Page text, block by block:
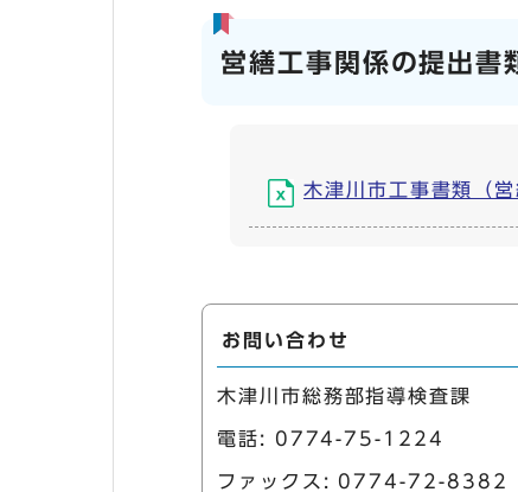
営繕工事関係の提出書
木津川市工事書類（
お問い合わせ
木津川市総務部指導検査課
電話: 0774-75-1224
ファックス: 0774-72-8382